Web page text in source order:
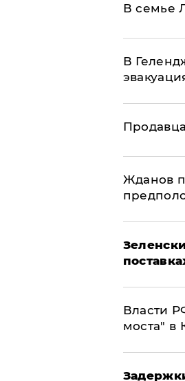
В семье
В
Жданов
Власти
моста" в